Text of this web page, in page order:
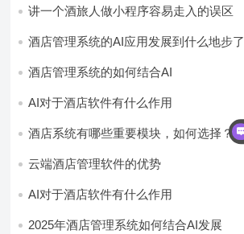
讲一个酒旅人做小程序容易走入的误区
酒店管理系统的AI应用发展到什么地步了
酒店管理系统的如何结合AI
AI对于酒店软件有什么作用
酒店系统有哪些重要模块，如何选择？
云端酒店管理软件的优势
AI对于酒店软件有什么作用
2025年酒店管理系统如何结合AI发展